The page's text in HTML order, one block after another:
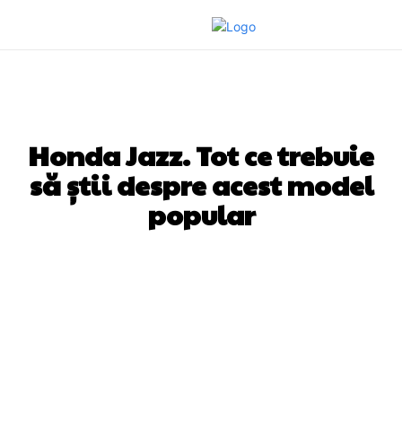
Honda Jazz. Tot ce trebuie
să știi despre acest model
popular